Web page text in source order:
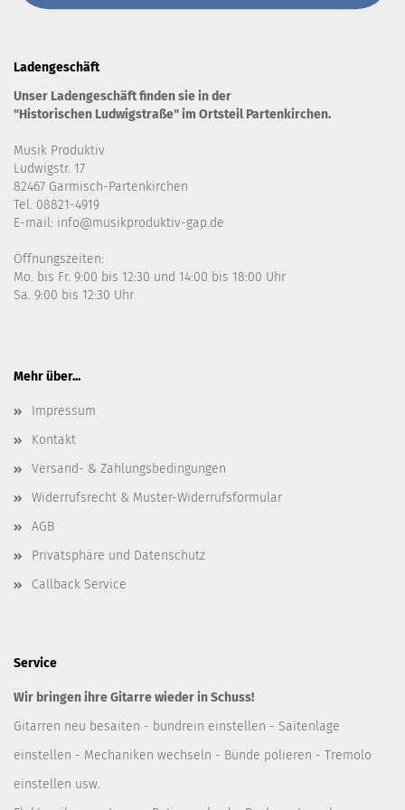
Ladengeschäft
Unser Ladengeschäft finden sie in der
"Historischen Ludwigstraße" im Ortsteil Partenkirchen.
Musik Produktiv
Ludwigstr. 17
82467 Garmisch-Partenkirchen
Tel. 08821-4919
E-mail: info@musikproduktiv-gap.de
Öffnungszeiten:
Mo. bis Fr. 9:00 bis 12:30 und 14:00 bis 18:00 Uhr
Sa. 9:00 bis 12:30 Uhr
Mehr über...
Impressum
Kontakt
Versand- & Zahlungsbedingungen
Widerrufsrecht & Muster-Widerrufsformular
AGB
Privatsphäre und Datenschutz
Callback Service
Service
Wir bringen ihre Gitarre wieder in Schuss!
Gitarren neu besaiten - bundrein einstellen - Saitenlage
einstellen - Mechaniken wechseln - Bünde polieren - Tremolo
einstellen usw.